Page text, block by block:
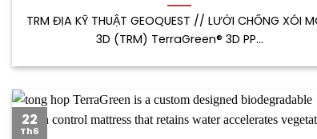
TRM ĐỊA KỸ THUẬT GEOQUEST // LƯỚI CHỐNG XÓI
3D (TRM) TerraGreen® 3D PP...
22
Th6